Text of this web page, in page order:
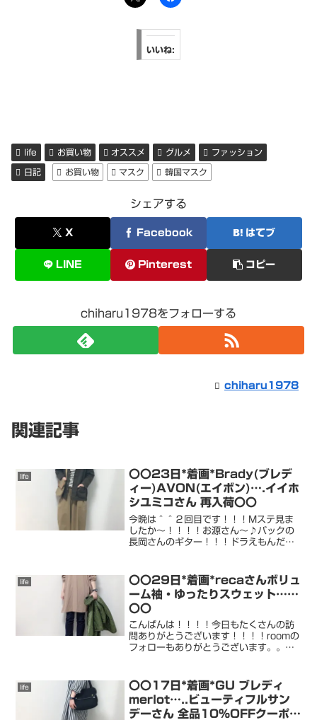
いいね:
life お買い物 オススメ グルメ ファッション
日記 お買い物 マスク 韓国マスク
シェアする
X Facebook はてブ
LINE Pinterest コピー
chiharu1978をフォローする
chiharu1978
関連記事
life
〇〇23日*着画*Brady(ブレデ
ィー)AVON(エイボン)….イイホ
シユミコさん 再入荷〇〇
今晩は＾＾２回目です！！！Mステ見ま
したか〜！！！！お源さん〜♪バックの
長岡さんのギター！！！ドラえもんだっ
とうございます！！！↓chiharu80
ROOM++++...
life
〇〇29日*着画*recaさんボリュ
ーム袖・ゆったりスウェット……
〇〇
こんばんは！！！！今日もたくさんの訪
問ありがとうございます！！！！roomの
フォローもありがとうございます。。。
してます＾＾：どうぞ よろしくお願い
いたします。。。先ほ...
life
〇〇17日*着画*GU ブレディ
merlot…..ビューティフルサン
デーさん 全品10%OFFクーポン